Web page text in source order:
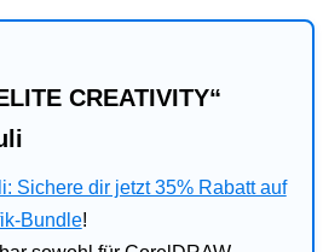
CREATIVITY“
Sichere dir jetzt 35% Rabatt auf
Bundle!